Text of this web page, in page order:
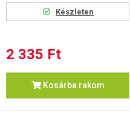
Készleten
2 335 Ft
Kosárba rakom